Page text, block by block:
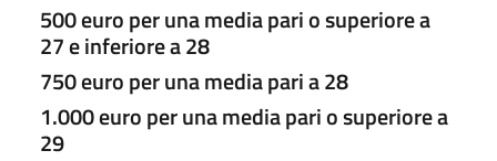
500 euro per una media pari o superiore a
27 e inferiore a 28
750 euro per una media pari a 28
1.000 euro per una media pari o superiore a
29